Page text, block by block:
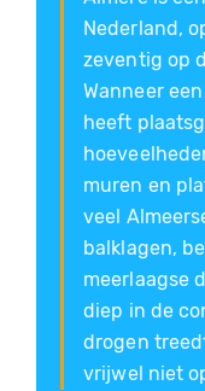
Nederland,
zeventig op
Wanneer
heeft
muren en
veel
balklagen,
meerlaagse
diep in de
drogen
vrijwel niet